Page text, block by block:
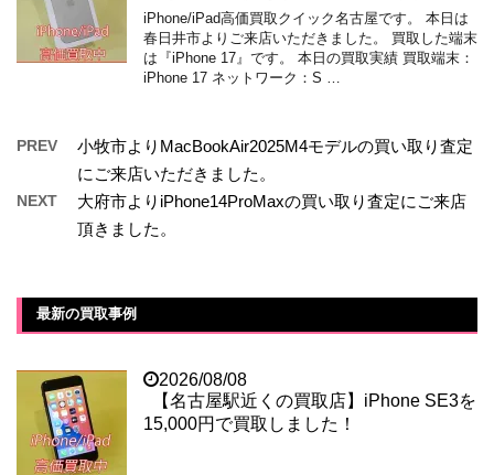
iPhone/iPad高価買取クイック名古屋です。 本日は
春日井市よりご来店いただきました。 買取した端末
は『iPhone 17』です。 本日の買取実績 買取端末：
iPhone 17 ネットワーク：S …
PREV
小牧市よりMacBookAir2025M4モデルの買い取り査定
にご来店いただきました。
NEXT
大府市よりiPhone14ProMaxの買い取り査定にご来店
頂きました。
最新の買取事例
2026/08/08
【名古屋駅近くの買取店】iPhone SE3を
15,000円で買取しました！